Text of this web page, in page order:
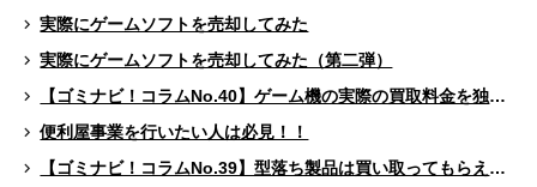
実際にゲームソフトを売却してみた
実際にゲームソフトを売却してみた（第二弾）
【ゴミナビ！コラムNo.40】ゲーム機の実際の買取料金を独自調査！！
便利屋事業を行いたい人は必見！！
【ゴミナビ！コラムNo.39】型落ち製品は買い取ってもらえる？（ゲームソフト編）